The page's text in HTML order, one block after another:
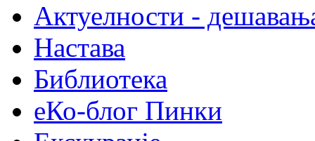
Актуелности -
Настава
Библиотека
еКо-блог Пинки